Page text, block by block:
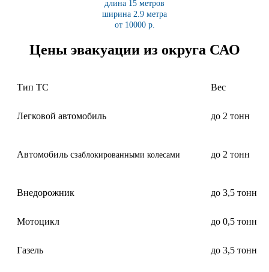
длина 15 метров
ширина 2.9 метра
от 10000 р.
Цены эвакуации из округа САО
Тип ТС Вес
Легковой автомобиль до 2 тонн
Автомобиль сзаблокированными колесами до 2 тонн
Внедорожник до 3,5 тонн
Мотоцикл до 0,5 тонн
Газель до 3,5 тонн